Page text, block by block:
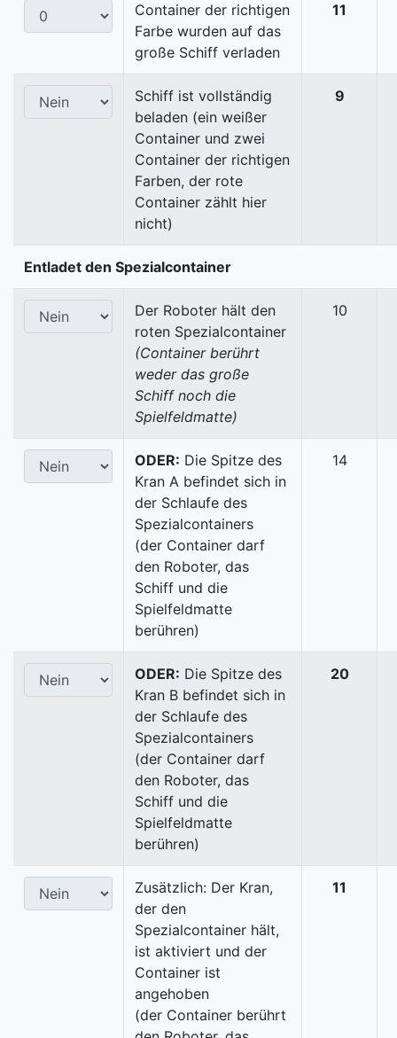
Container der richtigen
Farbe wurden auf das
große Schiff verladen
11
Schiff ist vollständig
beladen (ein weißer
Container und zwei
Container der richtigen
Farben, der rote
Container zählt hier
nicht)
9
Entladet den Spezialcontainer
Der Roboter hält den
roten Spezialcontainer
(Container berührt
weder das große
Schiff noch die
Spielfeldmatte)
10
ODER: Die Spitze des
Kran A befindet sich in
der Schlaufe des
Spezialcontainers
(der Container darf
den Roboter, das
Schiff und die
Spielfeldmatte
berühren)
14
ODER: Die Spitze des
Kran B befindet sich in
der Schlaufe des
Spezialcontainers
(der Container darf
den Roboter, das
Schiff und die
Spielfeldmatte
berühren)
20
Zusätzlich: Der Kran,
der den
Spezialcontainer hält,
ist aktiviert und der
Container ist
angehoben
(der Container berührt
11